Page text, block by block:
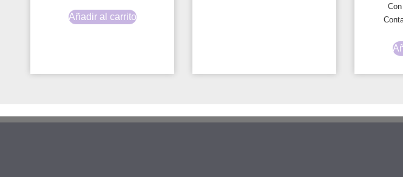
Añadir al carrito